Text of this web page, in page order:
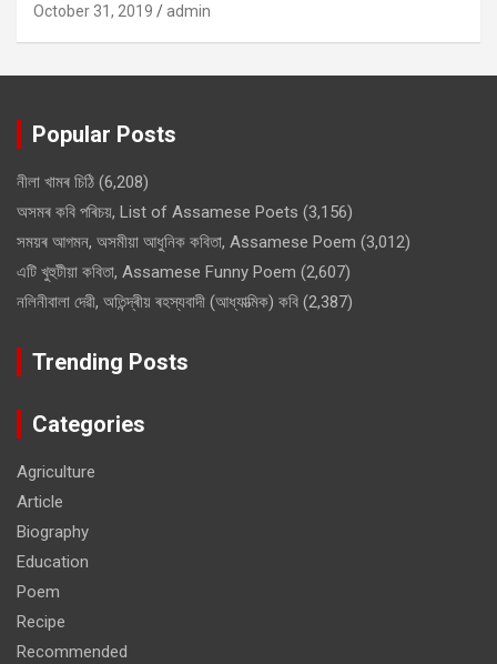
October 31, 2019 admin
Popular Posts
নীলা খামৰ চিঠি (6,208)
অসমৰ কবি পৰিচয়, List of Assamese Poets (3,156)
সময়ৰ আগমন, অসমীয়া আধুনিক কবিতা, Assamese Poem (3,012)
এটি খুহুটীয়া কবিতা, Assamese Funny Poem (2,607)
নলিনীবালা দেৱী, অতিন্দ্ৰীয় ৰহস্যবাদী (আধ্যাত্মিক) কবি (2,387)
Trending Posts
Categories
Agriculture
Article
Biography
Education
Poem
Recipe
Recommended